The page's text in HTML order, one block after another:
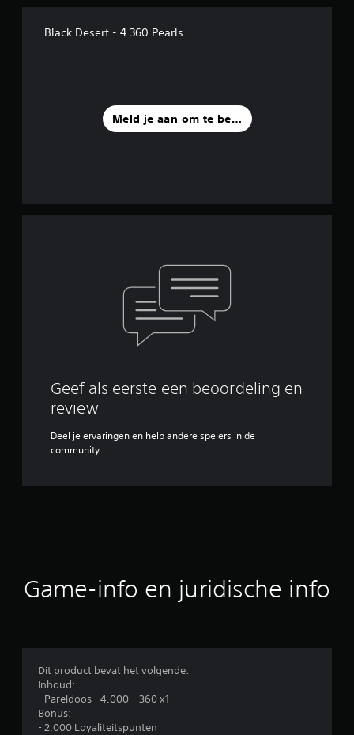
Black Desert - 4.360 Pearls
Meld je aan om te beoordelen
Geef als eerste een beoordeling en
review
Deel je ervaringen en help andere spelers in de
community.
Game-info en juridische info
Dit product bevat het volgende:
Inhoud:
- Pareldoos - 4.000 + 360 x1
Bonus:
- 2.000 Loyaliteitspunten